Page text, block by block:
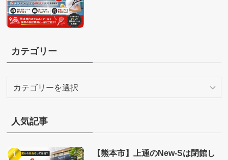
カテゴリー
リ
ー
人気記事
【熊本市】上通のNew-Sは閉館し